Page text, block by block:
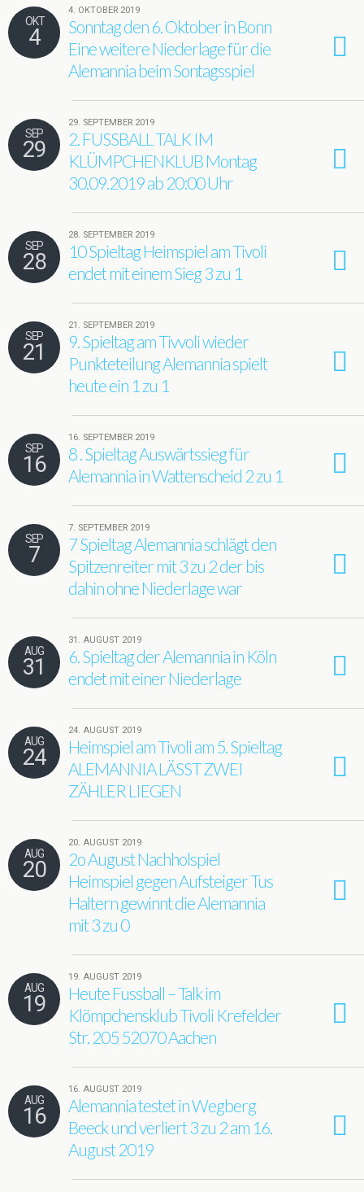
OKT
4
4. OKTOBER 2019
Sonntag den 6. Oktober in Bonn
Eine weitere Niederlage für die
Alemannia beim Sontagsspiel
SEP
29
29. SEPTEMBER 2019
2. FUSSBALL TALK IM
KLÜMPCHENKLUB Montag
30.09.2019 ab 20:00 Uhr
SEP
28
28. SEPTEMBER 2019
10 Spieltag Heimspiel am Tivoli
endet mit einem Sieg 3 zu 1
SEP
21
21. SEPTEMBER 2019
9. Spieltag am Tivvoli wieder
Punkteteilung Alemannia spielt
heute ein 1 zu 1
SEP
16
16. SEPTEMBER 2019
8 . Spieltag Auswärtssieg für
Alemannia in Wattenscheid 2 zu 1
SEP
7
7. SEPTEMBER 2019
7 Spieltag Alemannia schlägt den
Spitzenreiter mit 3 zu 2 der bis
dahin ohne Niederlage war
AUG
31
31. AUGUST 2019
6. Spieltag der Alemannia in Köln
endet mit einer Niederlage
AUG
24
24. AUGUST 2019
Heimspiel am Tivoli am 5. Spieltag
ALEMANNIA LÄSST ZWEI
ZÄHLER LIEGEN
AUG
20
20. AUGUST 2019
2o August Nachholspiel
Heimspiel gegen Aufsteiger Tus
Haltern gewinnt die Alemannia
mit 3 zu 0
AUG
19
19. AUGUST 2019
Heute Fussball – Talk im
Klömpchensklub Tivoli Krefelder
Str. 205 52070 Aachen
AUG
16
16. AUGUST 2019
Alemannia testet in Wegberg
Beeck und verliert 3 zu 2 am 16.
August 2019